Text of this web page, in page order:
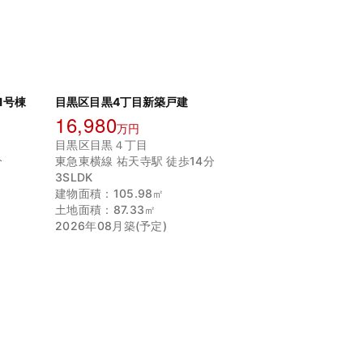
号棟 目黒区目黒4丁目新築戸建
16,980万円
目黒区目黒４丁目
東急東横線 祐天寺駅 徒歩14分
3SLDK
建物面積：105.98㎡
土地面積：87.33㎡
2026年08月築(予定)